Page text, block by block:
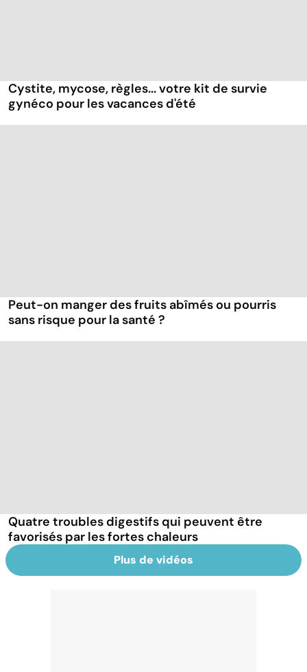
Cystite, mycose, règles... votre kit de survie
gynéco pour les vacances d'été
Peut-on manger des fruits abîmés ou pourris
sans risque pour la santé ?
Quatre troubles digestifs qui peuvent être
favorisés par les fortes chaleurs
Plus de vidéos